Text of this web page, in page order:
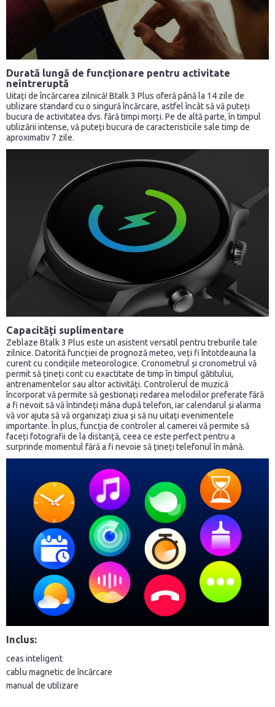
Durată lungă de funcționare pentru activitate
neîntreruptă
Uitați de încărcarea zilnică! Btalk 3 Plus oferă până la 14 zile de
utilizare standard cu o singură încărcare, astfel încât să vă puteți
bucura de activitatea dvs. fără timpi morți. Pe de altă parte, în timpul
utilizării intense, vă puteți bucura de caracteristicile sale timp de
aproximativ 7 zile.
Capacități suplimentare
Zeblaze Btalk 3 Plus este un asistent versatil pentru treburile tale
zilnice. Datorită funcției de prognoză meteo, veți fi întotdeauna la
curent cu condițiile meteorologice. Cronometrul și cronometrul vă
permit să țineți cont cu exactitate de timp în timpul gătitului,
antrenamentelor sau altor activități. Controlerul de muzică
încorporat vă permite să gestionați redarea melodiilor preferate fără
a fi nevoit să vă întindeți mâna după telefon, iar calendarul și alarma
vă vor ajuta să vă organizați ziua și să nu uitați evenimentele
importante. În plus, funcția de controler al camerei vă permite să
faceți fotografii de la distanță, ceea ce este perfect pentru a
surprinde momentul fără a fi nevoie să țineți telefonul în mână.
Inclus:
ceas inteligent
cablu magnetic de încărcare
manual de utilizare